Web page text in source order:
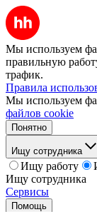
Мы используем
правильную
трафик.
Правила
Мы используем
файлов cookie
Понятно
Ищу сотрудника
Ищу работу
Ищу сотрудника
Сервисы
Помощь